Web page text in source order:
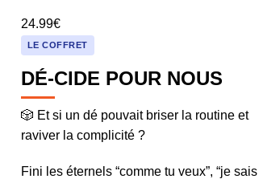
24.99€
LE COFFRET
DÉ-CIDE POUR NOUS
🎲 Et si un dé pouvait briser la routine et
raviver la complicité ?
Fini les éternels “comme tu veux”, “je sais